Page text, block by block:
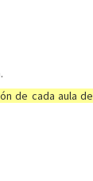
de cada aula de